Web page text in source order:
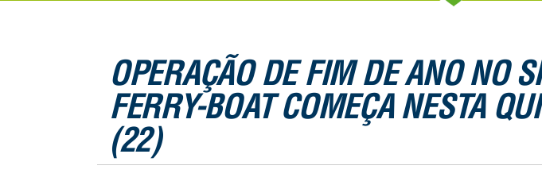
OPERAÇÃO DE FIM DE ANO NO
FERRY-BOAT COMEÇA NESTA
(22)